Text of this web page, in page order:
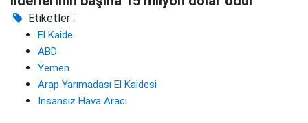
Etiketler :
El Kaide
ABD
Yemen
Arap Yarımadası El Kaidesi
İnsansız Hava Aracı